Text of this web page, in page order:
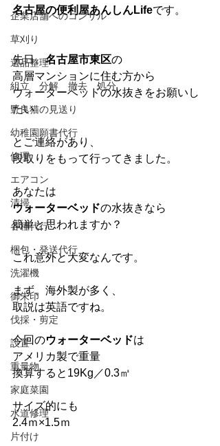
企業店舗へのコンサル
草刈り
遺品整理
組立 分解 撤去 処分
野良猫の見送り
幼稚園願書代行
修理
エアコン
清掃
各種代行
梱包・発送代行
洗濯機
御朱印
伐採・剪定
設置
重量物
家庭菜園
水道修理
片付け
名古屋の便利屋あんしんLifeです。
先日、名古屋市東区の
高層マンションに住む方から
ウォーターベッドの水抜きをお願いし
たい
とご連絡があり、
段取りをもって行ってきました。
あなたは
ウォーターベッドの水抜きなら
簡単と思われますか？
これ意外と大変なんです。
まず、海外製が多く、
取説は英語ですね。
今回のウォーターベッドは
アメリカ製で重量
換算すると19Kg／0.3㎥
サイズ的にも
2.4ｍ×1.5ｍ